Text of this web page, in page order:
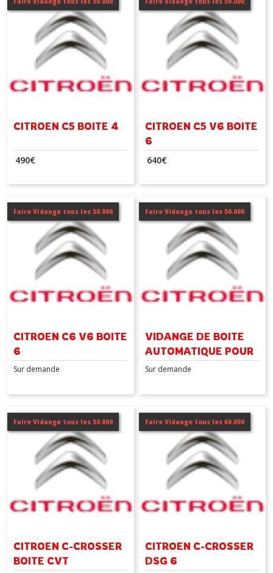
CITROEN C5 BOITE 4
490€
CITROEN C5 V6 BOITE
6
640€
Faire Vidange tous les 50.000
CITROEN C6 V6 BOITE
6
Sur demande
Faire Vidange tous les 50.000
VIDANGE DE BOITE
AUTOMATIQUE POUR
CITROEN C8 BOITE 6
Sur demande
Faire Vidange tous les 50.000
CITROEN C-CROSSER
BOITE CVT
Faire Vidange tous les 60.000
CITROEN C-CROSSER
DSG 6
(1)
C8
(1)
C-
Afficher
résultats